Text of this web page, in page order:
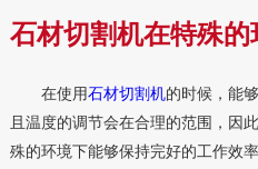
在使用石材切割机的时候，能
且温度的调节会在合理的范围，因
殊的环境下能够保持完好的工作效